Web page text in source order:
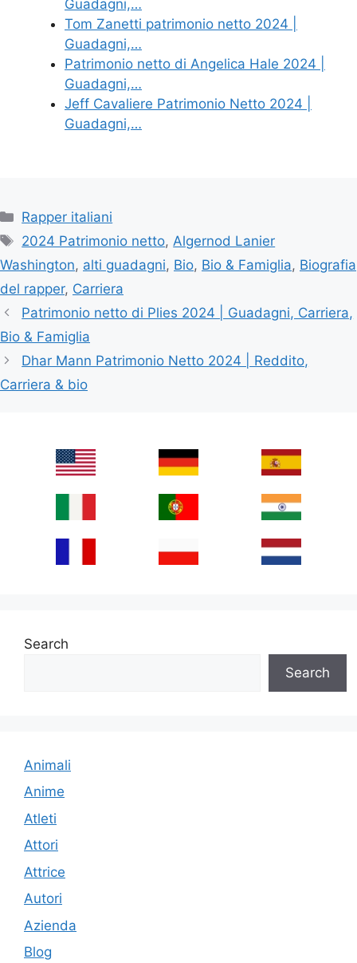
Guadagni,…
Tom Zanetti patrimonio netto 2024 |
Guadagni,…
Patrimonio netto di Angelica Hale 2024 |
Guadagni,…
Jeff Cavaliere Patrimonio Netto 2024 |
Guadagni,…
Categories
Rapper italiani
Tags
2024 Patrimonio netto,Algernod Lanier
Washington, alti guadagni, Bio, Bio & Famiglia, Biografia
del rapper, Carriera
Patrimonio netto di Plies 2024 | Guadagni, Carriera,
Bio & Famiglia
Dhar Mann Patrimonio Netto 2024 | Reddito,
Carriera & bio
Search
Search
Animali
Anime
Atleti
Attori
Attrice
Autori
Azienda
Blog